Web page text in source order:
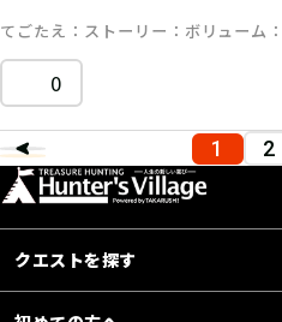
てごたえ ストーリー ボリューム
0
1 2
クエストを探す